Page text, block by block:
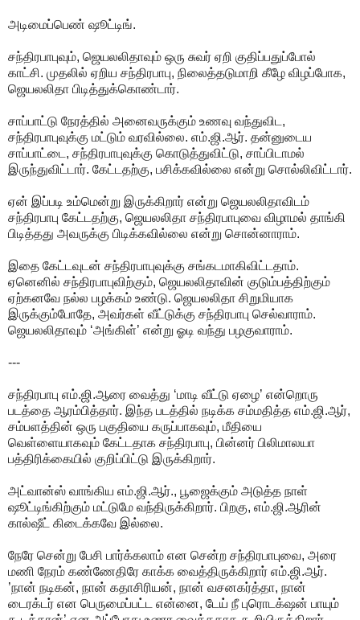
அடிமைப்பெண் ஷூட்டிங்.
சந்திரபாபுவும், ஜெயலலிதாவும் ஒரு சுவர் ஏறி குதிப்பதுப்போல்
காட்சி. முதலில் ஏறிய சந்திரபாபு, நிலைத்தடுமாறி கீழே விழப்போக,
ஜெயலலிதா பிடித்துக்கொண்டார்.
சாப்பாட்டு நேரத்தில் அனைவருக்கும் உணவு வந்துவிட,
சந்திரபாபுவுக்கு மட்டும் வரவில்லை. எம்.ஜி.ஆர். தன்னுடைய
சாப்பாட்டை, சந்திரபாபுவுக்கு கொடுத்துவிட்டு, சாப்பிடாமல்
இருந்துவிட்டார். கேட்டதற்கு, பசிக்கவில்லை என்று சொல்லிவிட்டார்.
ஏன் இப்படி உம்மென்று இருக்கிறார் என்று ஜெயலலிதாவிடம்
சந்திரபாபு கேட்டதற்கு, ஜெயலலிதா சந்திரபாபுவை விழாமல் தாங்கி
பிடித்தது அவருக்கு பிடிக்கவில்லை என்று சொன்னாராம்.
இதை கேட்டவுடன் சந்திரபாபுவுக்கு சங்கடமாகிவிட்டதாம்.
ஏனெனில் சந்திரபாபுவிற்கும், ஜெயலலிதாவின் குடும்பத்திற்கும்
ஏற்கனவே நல்ல பழக்கம் உண்டு. ஜெயலலிதா சிறுமியாக
இருக்கும்போதே, அவர்கள் வீட்டுக்கு சந்திரபாபு செல்வாராம்.
ஜெயலலிதாவும் ‘அங்கிள்’ என்று ஓடி வந்து பழகுவாராம்.
---
சந்திரபாபு எம்.ஜி.ஆரை வைத்து ‘மாடி வீட்டு ஏழை’ என்றொரு
படத்தை ஆரம்பித்தார். இந்த படத்தில் நடிக்க சம்மதித்த எம்.ஜி.ஆர்,
சம்பளத்தின் ஒரு பகுதியை கருப்பாகவும், மீதியை
வெள்ளையாகவும் கேட்டதாக சந்திரபாபு, பின்னர் பிலிமாலயா
பத்திரிக்கையில் குறிப்பிட்டு இருக்கிறார்.
அட்வான்ஸ் வாங்கிய எம்.ஜி.ஆர்., பூஜைக்கும் அடுத்த நாள்
ஷூட்டிங்கிற்கும் மட்டுமே வந்திருக்கிறார். பிறகு, எம்.ஜி.ஆரின்
கால்ஷீட் கிடைக்கவே இல்லை.
நேரே சென்று பேசி பார்க்கலாம் என சென்ற சந்திரபாபுவை, அரை
மணி நேரம் கண்ணேதிரே காக்க வைத்திருக்கிறார் எம்.ஜி.ஆர்.
’நான் நடிகன், நான் கதாசிரியன், நான் வசனகர்த்தா, நான்
டைரக்டர் என பெருமைப்பட்ட என்னை, டேய் நீ புரொடக்‌ஷன் பாயும்